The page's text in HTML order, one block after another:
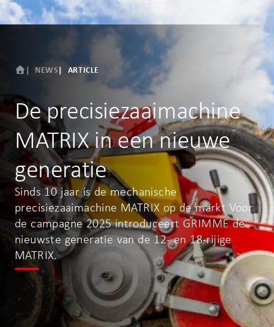
NEWS ARTICLE
De precisiezaaimachine
MATRIX in een nieuwe
generatie
Sinds 10 jaar is de mechanische
precisiezaaimachine MATRIX op de markt Voor
de campagne 2025 introduceert GRIMME de
nieuwste generatie van de 12- en 18-rijige
MATRIX.